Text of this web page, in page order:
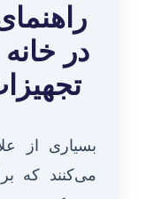
در
بسیاری از
می‌کنند که